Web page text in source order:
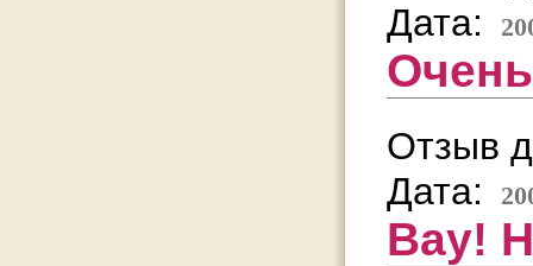
Дата:
Отзыв
Дата:
Вау!